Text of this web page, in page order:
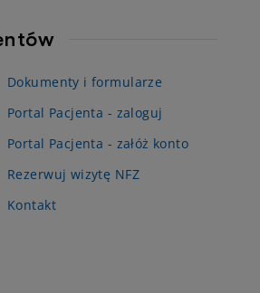
Dokumenty i formularze
Portal Pacjenta - zaloguj
Portal Pacjenta - załóż konto
Rezerwuj wizytę NFZ
Kontakt